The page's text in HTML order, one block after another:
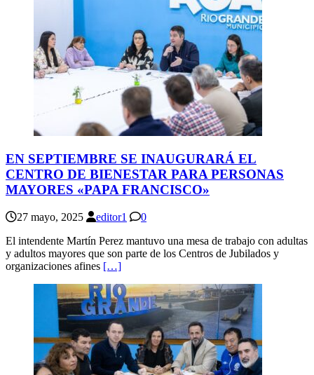
EN SEPTIEMBRE SE INAUGURARÁ EL
CENTRO DE BIENESTAR PARA PERSONAS
MAYORES «PAPA FRANCISCO»
27 mayo, 2025 editor1
0
El intendente Martín Perez mantuvo una mesa de trabajo con adultas
y adultos mayores que son parte de los Centros de Jubilados y
organizaciones afines […]